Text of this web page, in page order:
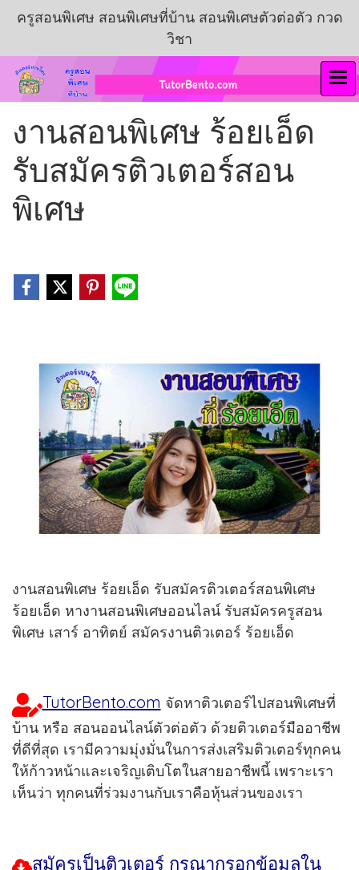
ครูสอนพิเศษ สอนพิเศษที่บ้าน สอนพิเศษตัวต่อตัว กวด
วิชา
งานสอนพิเศษ ร้อยเอ็ด
รับสมัครติวเตอร์สอน
พิเศษ
งานสอนพิเศษ ร้อยเอ็ด รับสมัครติวเตอร์สอนพิเศษ
ร้อยเอ็ด หางานสอนพิเศษออนไลน์ รับสมัครครูสอน
พิเศษ เสาร์ อาทิตย์ สมัครงานติวเตอร์ ร้อยเอ็ด
TutorBento.com จัดหาติวเตอร์ไปสอนพิเศษที่
บ้าน หรือ สอนออนไลน์ตัวต่อตัว ด้วยติวเตอร์มืออาชีพ
ที่ดีที่สุด เรามีความมุ่งมั่นในการส่งเสริมติวเตอร์ทุกคน
ให้ก้าวหน้าและเจริญเติบโตในสายอาชีพนี้ เพราะเรา
เห็นว่า ทุกคนที่ร่วมงานกับเราคือหุ้นส่วนของเรา
สมัครเป็นติวเตอร์ กรุณากรอกข้อมูลใน